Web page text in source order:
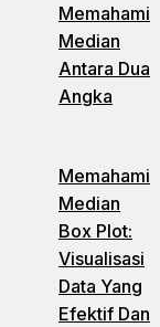
Memahami
Median
Antara Dua
Angka
Memahami
Median
Box Plot:
Visualisasi
Data Yang
Efektif Dan